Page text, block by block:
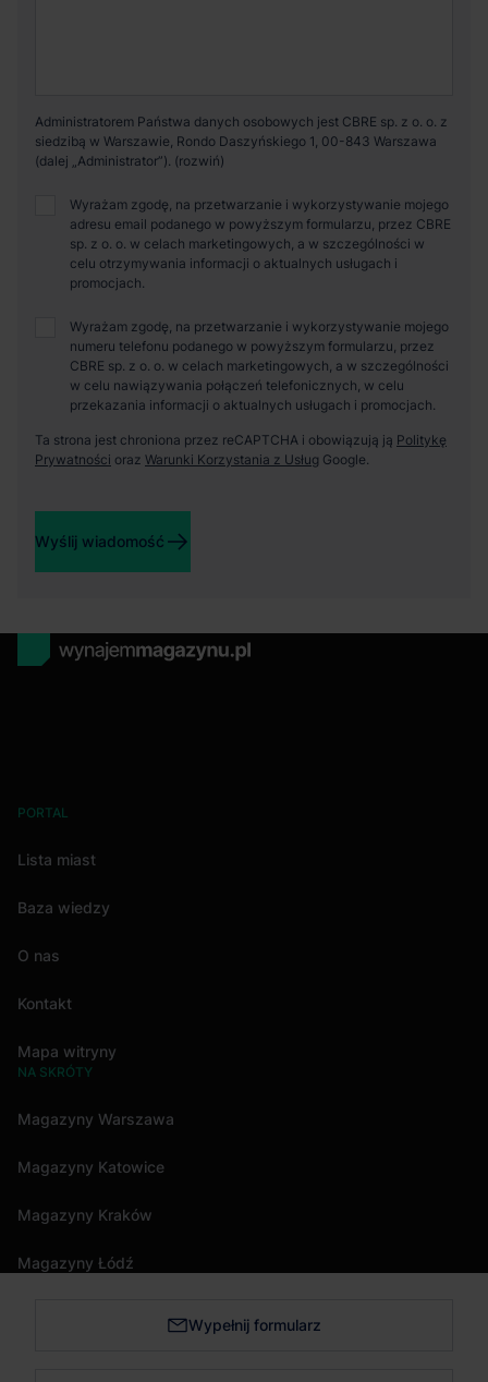
Administratorem Państwa danych osobowych jest CBRE sp. z o. o. z
siedzibą w Warszawie, Rondo Daszyńskiego 1, 00-843 Warszawa
(dalej „Administrator”).
Wyrażam zgodę, na przetwarzanie i wykorzystywanie mojego
adresu email podanego w powyższym formularzu, przez CBRE
sp. z o. o. w celach marketingowych, a w szczególności w
celu otrzymywania informacji o aktualnych usługach i
promocjach.
Wyrażam zgodę, na przetwarzanie i wykorzystywanie mojego
numeru telefonu podanego w powyższym formularzu, przez
CBRE sp. z o. o. w celach marketingowych, a w szczególności
w celu nawiązywania połączeń telefonicznych, w celu
przekazania informacji o aktualnych usługach i promocjach.
Ta strona jest chroniona przez reCAPTCHA i obowiązują ją Politykę
Prywatności oraz Warunki Korzystania z Usług Google.
Wyślij wiadomość
PORTAL
Lista miast
Baza wiedzy
O nas
Kontakt
Mapa witryny
NA SKRÓTY
Magazyny Warszawa
Magazyny Katowice
Magazyny Kraków
Magazyny Łódź
Magazyny Trójmiasto Wypełnij formularz